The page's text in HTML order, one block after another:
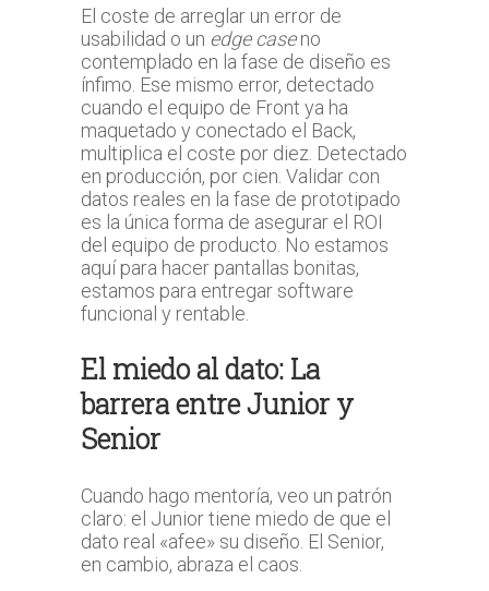
El coste de arreglar un error de
usabilidad o un edge caseno
contemplado en la fase de diseño es
ínfimo. Ese mismo error, detectado
cuando el equipo de Front ya ha
maquetado y conectado el Back,
multiplica el coste por diez. Detectado
en producción, por cien. Validar con
datos reales en la fase de prototipado
es la única forma de asegurar el ROI
del equipo de producto. No estamos
aquí para hacer pantallas bonitas,
estamos para entregar software
funcional y rentable.
El miedo al dato: La
barrera entre Junior y
Senior
Cuando hago mentoría, veo un patrón
claro: el Junior tiene miedo de que el
dato real «afee» su diseño. El Senior,
en cambio, abraza el caos.